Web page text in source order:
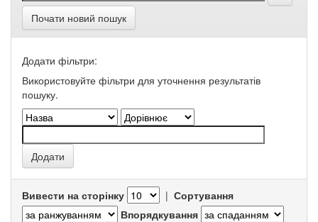
Почати новий пошук
Додати фільтри:
Використовуйте фільтри для уточнення результатів
пошуку.
Вивести на сторінку | Сортування
Впорядкування